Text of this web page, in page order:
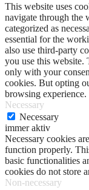
This website uses
navigate through the
categorized as
essential for the
also use third-party
you use this website.
only with your
cookies. But opting
browsing experience.
Necessary
Necessary
immer aktiv
Necessary cookies
function properly.
basic functionalities
cookies do not store
Non-necessary